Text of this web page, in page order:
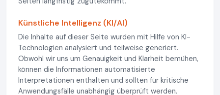
Künstliche Intelligenz (KI/AI)
Die Inhalte auf dieser Seite wurden mit Hilfe von KI-
Technologien analysiert und teilweise generiert.
Obwohl wir uns um Genauigkeit und Klarheit bemühen,
können die Informationen automatisierte
Interpretationen enthalten und sollten für kritische
Anwendungsfälle unabhängig überprüft werden.